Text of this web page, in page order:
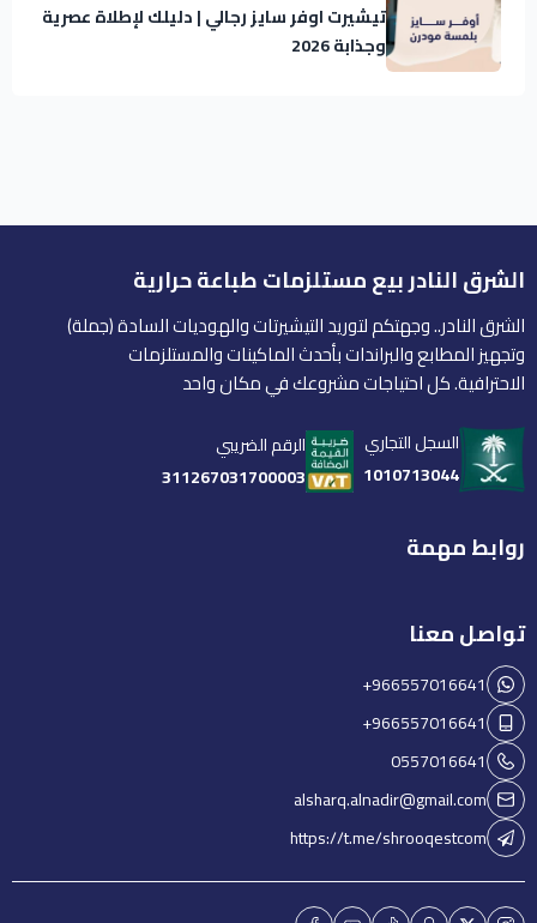
تيشيرت اوفر سايز رجالي | دليلك لإطلاة عصرية
وجذابة 2026
الشرق النادر بيع مستلزمات طباعة حرارية
الشرق النادر.. وجهتكم لتوريد التيشيرتات والهوديات السادة (جملة)
وتجهيز المطابع والبراندات بأحدث الماكينات والمستلزمات
الاحترافية. كل احتياجات مشروعك في مكان واحد
السجل التجاري
1010713044
الرقم الضريبي
311267031700003
روابط مهمة
تواصل معنا
+966557016641
+966557016641
0557016641
alsharq.alnadir@gmail.com
https://t.me/shrooqestcom